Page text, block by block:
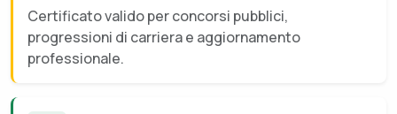
Certificato valido per concorsi pubblici,
progressioni di carriera e aggiornamento
professionale.